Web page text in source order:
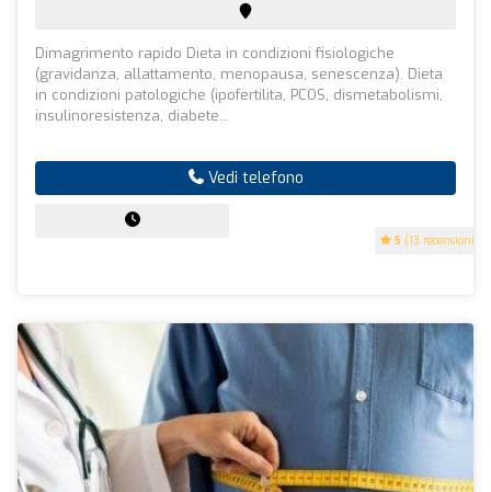
5 (13 recensioni)
Dimagrimento rapido Dieta in condizioni fisiologiche
(gravidanza, allattamento, menopausa, senescenza). Dieta
in condizioni patologiche (ipofertilita, PCOS, dismetabolismi,
insulinoresistenza, diabete...
Vedi telefono